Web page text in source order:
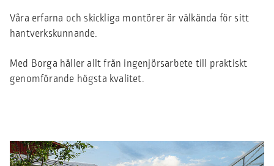
Våra erfarna och skickliga montörer är välkända för sitt
hantverkskunnande.
Med Borga håller allt från ingenjörsarbete till praktiskt
genomförande högsta kvalitet.